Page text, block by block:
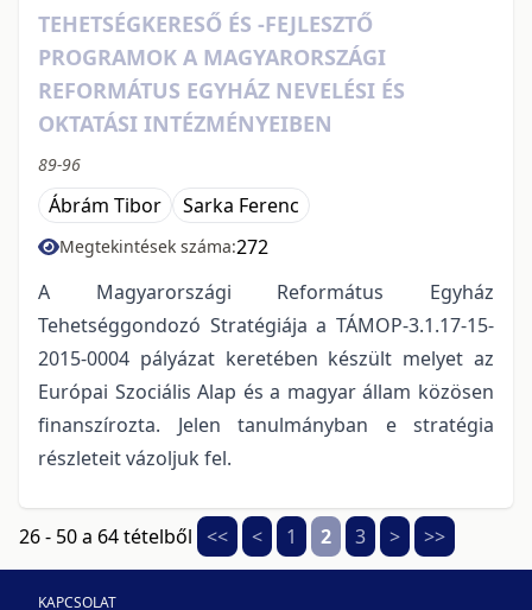
TEHETSÉGKERESŐ ÉS -FEJLESZTŐ
PROGRAMOK A MAGYARORSZÁGI
REFORMÁTUS EGYHÁZ NEVELÉSI ÉS
OKTATÁSI INTÉZMÉNYEIBEN
89-96
Ábrám Tibor Sarka Ferenc
Megtekintések száma:272
A Magyarországi Református Egyház
Tehetséggondozó Stratégiája a TÁMOP-3.1.17-15-
2015-0004 pályázat keretében készült melyet az
Európai Szociális Alap és a magyar állam közösen
finanszírozta. Jelen tanulmányban e stratégia
részleteit vázoljuk fel.
26 - 50 a 64 tételből << < 1 2 3 > >>
KAPCSOLAT